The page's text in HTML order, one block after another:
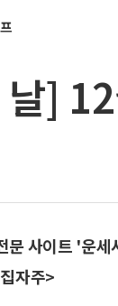
]
문 사이트 '운
자주>